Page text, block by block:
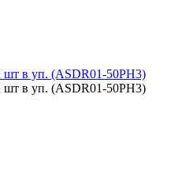
шт в уп. (ASDR01-50PH3)
шт в уп. (ASDR01-50PH3)